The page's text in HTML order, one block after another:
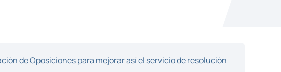
de Oposiciones para mejorar así el servicio de resolución